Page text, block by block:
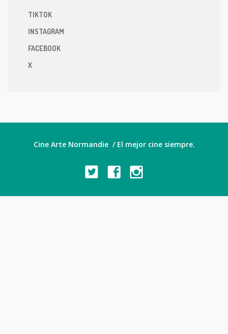
TIKTOK
INSTAGRAM
FACEBOOK
X
Cine Arte Normandie / El mejor cine siempre.